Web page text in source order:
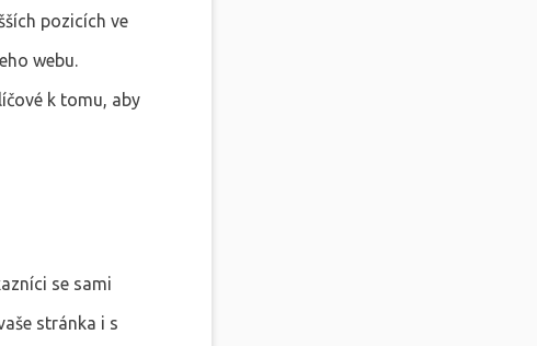
pozicích ve
webu.
k tomu, aby
se sami
stránka i s